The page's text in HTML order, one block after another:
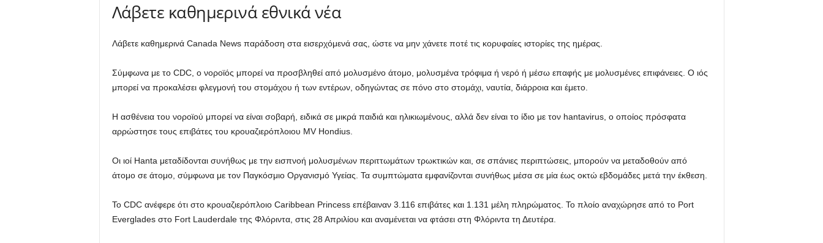
Λάβετε καθημερινά εθνικά νέα
Λάβετε καθημερινά Canada News παράδοση στα εισερχόμενά σας, ώστε να μην χάνετε ποτέ τις κορυφαίες ιστορίες της ημέρας.
Σύμφωνα με το CDC, ο νοροϊός μπορεί να προσβληθεί από μολυσμένο άτομο, μολυσμένα τρόφιμα ή νερό ή μέσω επαφής με μολυσμένες επιφάνειες. Ο ιός
μπορεί να προκαλέσει φλεγμονή του στομάχου ή των εντέρων, οδηγώντας σε πόνο στο στομάχι, ναυτία, διάρροια και έμετο.
Η ασθένεια του νοροϊού μπορεί να είναι σοβαρή, ειδικά σε μικρά παιδιά και ηλικιωμένους, αλλά δεν είναι το ίδιο με τον hantavirus, ο οποίος πρόσφατα
αρρώστησε τους επιβάτες του κρουαζιερόπλοιου MV Hondius.
Οι ιοί Hanta μεταδίδονται συνήθως με την εισπνοή μολυσμένων περιττωμάτων τρωκτικών και, σε σπάνιες περιπτώσεις, μπορούν να μεταδοθούν από
άτομο σε άτομο, σύμφωνα με τον Παγκόσμιο Οργανισμό Υγείας. Τα συμπτώματα εμφανίζονται συνήθως μέσα σε μία έως οκτώ εβδομάδες μετά την έκθεση.
Το CDC ανέφερε ότι στο κρουαζιερόπλοιο Caribbean Princess επέβαιναν 3.116 επιβάτες και 1.131 μέλη πληρώματος. Το πλοίο αναχώρησε από το Port
Everglades στο Fort Lauderdale της Φλόριντα, στις 28 Απριλίου και αναμένεται να φτάσει στη Φλόριντα τη Δευτέρα.